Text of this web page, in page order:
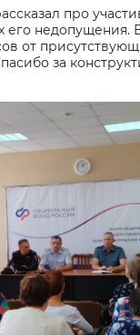
про
его недопущения.
от
за